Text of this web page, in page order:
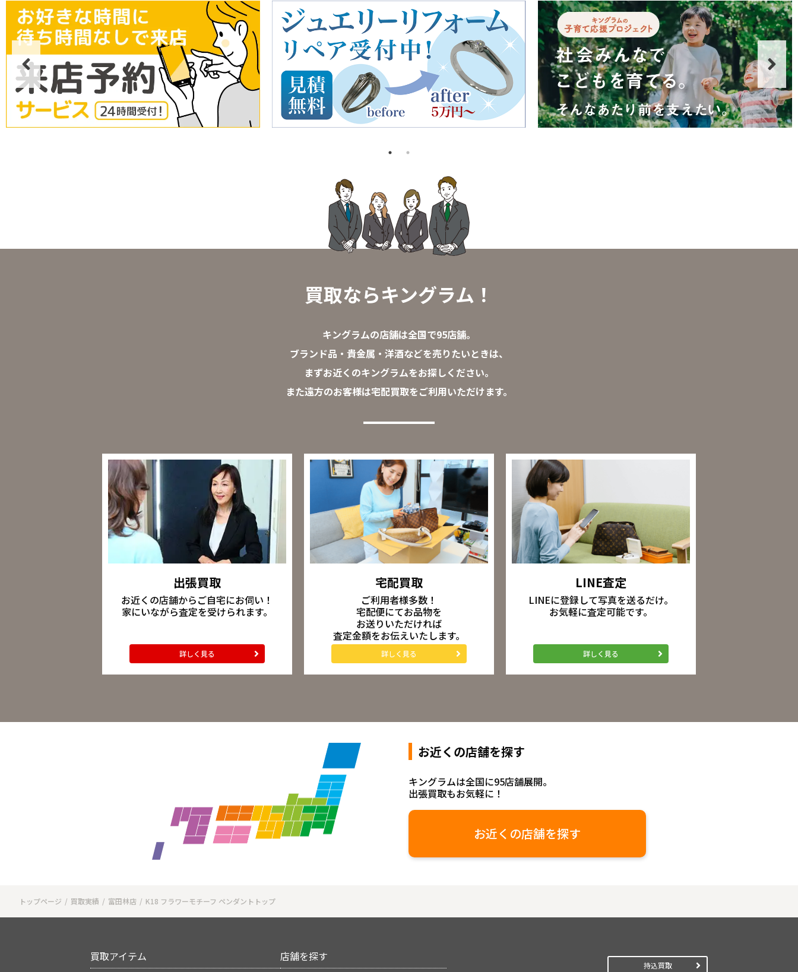
買取ならキングラム！
キングラムの店舗は全国で95店舗。
ブランド品・貴金属・洋酒などを売りたいときは、
まずお近くのキングラムをお探しください。
また遠方のお客様は宅配買取をご利用いただけます。
出張買取
お近くの店舗からご自宅にお伺い！
家にいながら査定を受けられます。
詳しく見る
宅配買取
ご利用者様多数！
宅配便にてお品物を
お送りいただければ
査定金額をお伝えいたします。
詳しく見る
LINE査定
LINEに登録して写真を送るだけ。
お気軽に査定可能です。
詳しく見る
お近くの店舗を探す
キングラムは全国に95店舗展開。
出張買取もお気軽に！
お近くの店舗を探す
トップページ 買取実績 富田林店 K18 フラワーモチーフ ペンダントトップ
買取アイテム 店舗を探す
持込買取